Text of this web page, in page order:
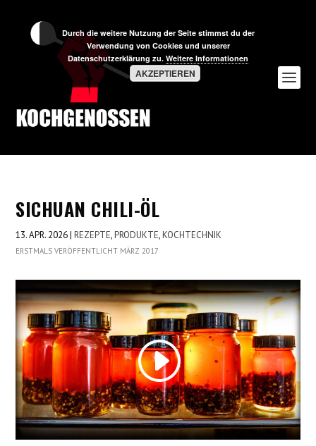
SICHUAN CHILI-ÖL
13. APR. 2026|REZEPTE,PRODUKTE,KOCHTECHNIK
ERSTMALS VERÖFFENTLICHT MÄRZ 2017
Durch die weitere Nutzung der Seite stimmst du der
Verwendung von Cookies und unserer
Datenschutzerklärung zu. Weitere Informationen
AKZEPTIEREN